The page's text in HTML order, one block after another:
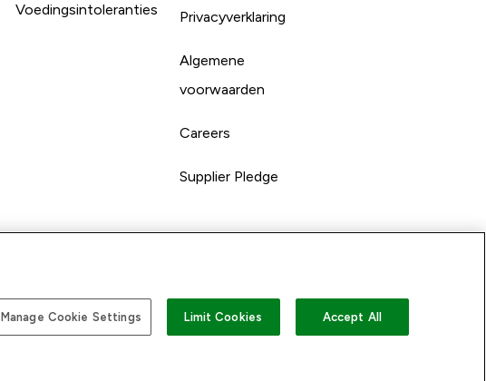
Voedingsintoleranties Privacyverklaring
Algemene
voorwaarden
Careers
Supplier Pledge
Manage Cookie Settings Limit Cookies Accept All